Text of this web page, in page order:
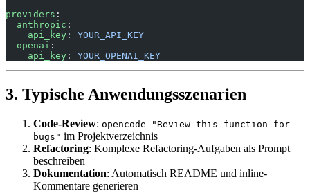
providers :
  anthropic
:
    api_key
: YOUR_API_KEY
  openai
:
    api_key
: YOUR_OPENAI_KEY
3. Typische Anwendungsszenarien
Code-Review: opencode "Review this function for
bugs" im Projektverzeichnis
Refactoring: Komplexe Refactoring-Aufgaben als Prompt
beschreiben
Dokumentation: Automatisch README und inline-
Kommentare generieren